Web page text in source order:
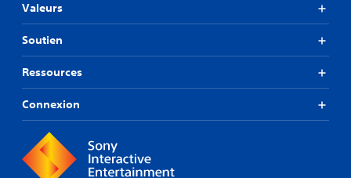
Valeurs
Soutien
Ressources
Connexion